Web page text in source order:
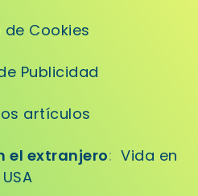
de Cookies
Publicidad
artículos
el extranjero:Vida en
USA